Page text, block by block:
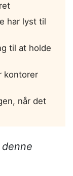
har lyst til
til at holde
kontorer
når det